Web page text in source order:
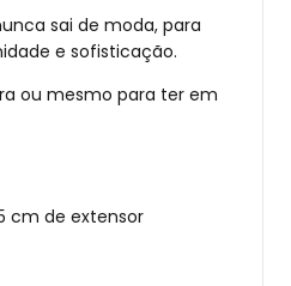
sai de moda, para
e sofisticação.
ou mesmo para ter em
cm de extensor